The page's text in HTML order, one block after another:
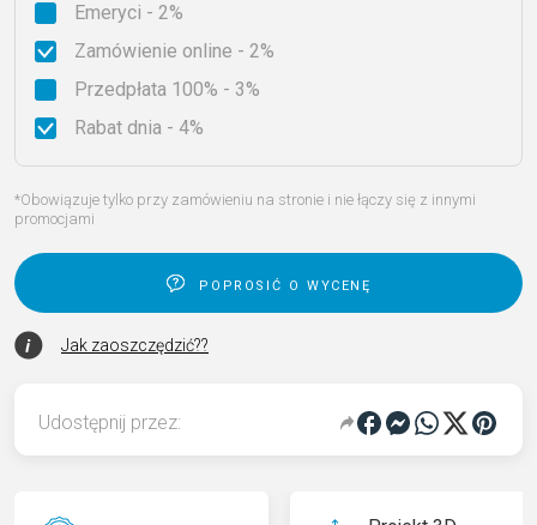
Emeryci - 2%
Zamówienie online - 2%
Przedpłata 100% - 3%
Rabat dnia - 4%
*Obowiązuje tylko przy zamówieniu na stronie i nie łączy się z innymi
promocjami
poprosić o wycenę
Jak zaoszczędzić??
Udostępnij przez: